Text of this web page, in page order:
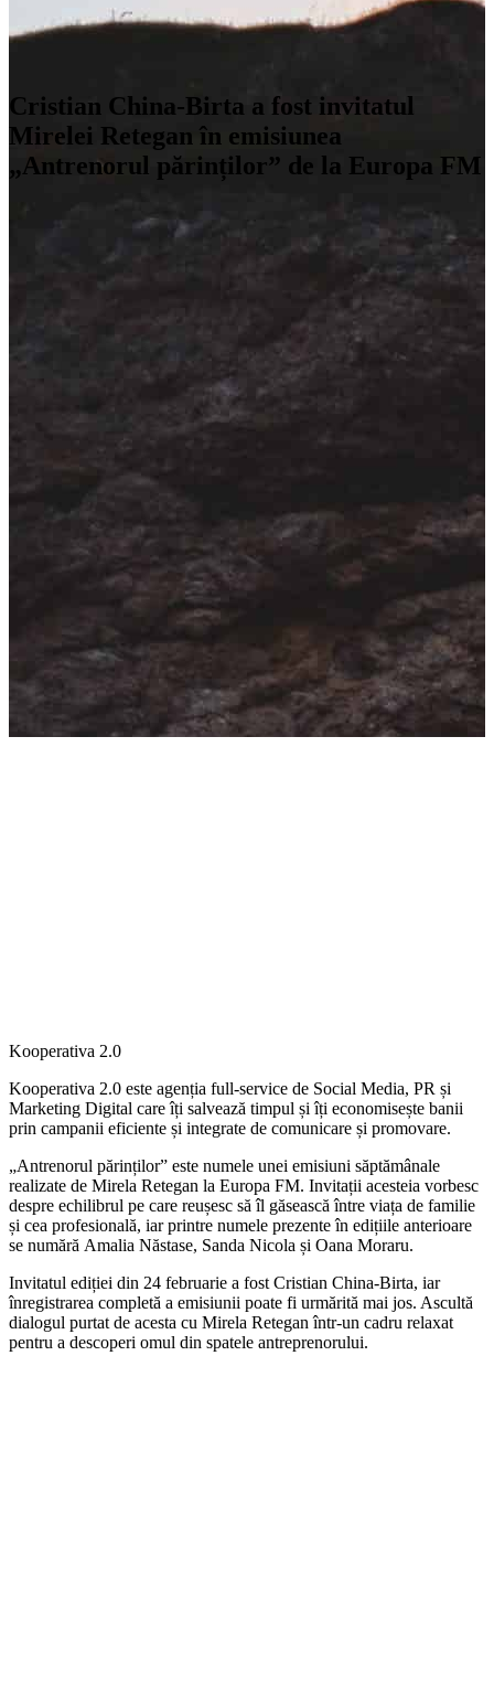
Cristian China-Birta a fost invitatul
Mirelei Retegan în emisiunea
„Antrenorul părinților” de la Europa FM
Kooperativa 2.0
Kooperativa 2.0 este agenția full-service de Social Media, PR și
Marketing Digital care îți salvează timpul și îți economisește banii
prin campanii eficiente și integrate de comunicare și promovare.
„Antrenorul părinților” este numele unei emisiuni săptămânale
realizate de Mirela Retegan la Europa FM. Invitații acesteia vorbesc
despre echilibrul pe care reușesc să îl găsească între viața de familie
și cea profesională, iar printre numele prezente în edițiile anterioare
se numără Amalia Năstase, Sanda Nicola și Oana Moraru.
Invitatul ediției din 24 februarie a fost Cristian China-Birta, iar
înregistrarea completă a emisiunii poate fi urmărită mai jos. Ascultă
dialogul purtat de acesta cu Mirela Retegan într-un cadru relaxat
pentru a descoperi omul din spatele antreprenorului.